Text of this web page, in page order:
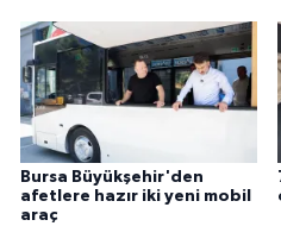
Bursa Büyükşehir'den
afetlere hazır iki yeni mobil
araç